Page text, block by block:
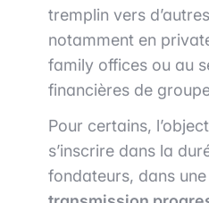
tremplin vers
notamment en
family offices ou au
financières de
Pour certains,
s’inscrire dans la
fondateurs, dans